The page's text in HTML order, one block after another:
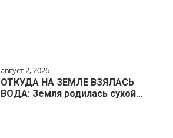
август 2, 2026
ОТКУДА НА ЗЕМЛЕ ВЗЯЛАСЬ
ВОДА: Земля родилась сухой…